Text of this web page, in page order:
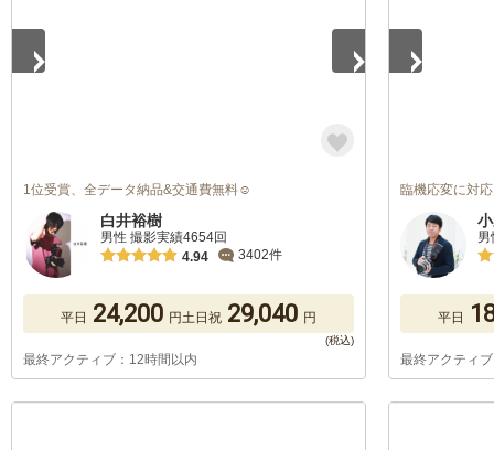
1位受賞、全データ納品&交通費無料☺︎
白井裕樹
男性 撮影実績4654回
4.94
3402件
平日 24,200 円土日祝 29,040 円
最終アクティブ：12時間以内
臨機応変に対
平日
最終アクティ